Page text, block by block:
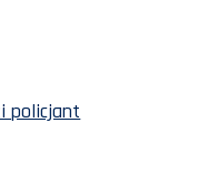
policjant